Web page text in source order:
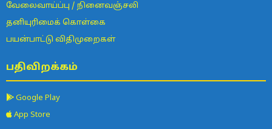
வேலைவாய்ப்பு / நினைவஞ்சலி
தனியுரிமைக் கொள்கை
பயன்பாட்டு விதிமுறைகள்
பதிவிறக்கம்
Google Play
App Store